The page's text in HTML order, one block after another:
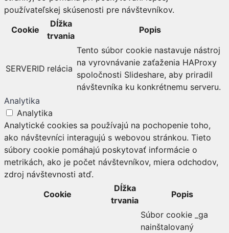
používateľskej skúsenosti pre návštevníkov.
Cookie
Dĺžka
trvania
Popis
SERVERID relácia
Tento súbor cookie nastavuje nástroj
na vyrovnávanie zaťaženia HAProxy
spoločnosti Slideshare, aby priradil
návštevníka ku konkrétnemu serveru.
Analytika
Analytika
Analytické cookies sa používajú na pochopenie toho,
ako návštevníci interagujú s webovou stránkou. Tieto
súbory cookie pomáhajú poskytovať informácie o
metrikách, ako je počet návštevníkov, miera odchodov,
zdroj návštevnosti atď.
Cookie
Dĺžka
trvania
Popis
Súbor cookie _ga
nainštalovaný